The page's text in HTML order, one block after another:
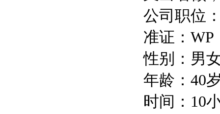
公司职位
准证：WP
性别：男
年龄：40
时间：10